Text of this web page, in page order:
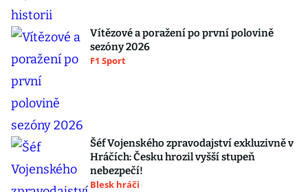
Vítězové a poražení po první polovině
sezóny 2026
F1 Sport
Šéf Vojenského zpravodajství exkluzivně v
Hráčích: Česku hrozil vyšší stupeň
nebezpečí!
Blesk hráči